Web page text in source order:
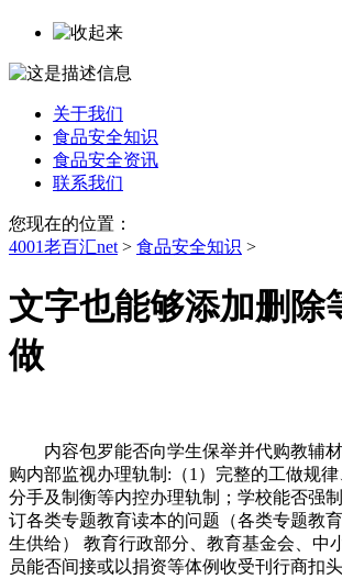
关于我们
食品安全知识
食品安全资讯
联系我们
您现在的位置：
4001老百汇net > 食品安全知识 >
文字也能够添加删除
做
内容包罗能否向学生保举并代购教辅材
购内部监视办理轨制:（1）完整的工做规
分手及制衡等内控办理轨制；学校能否强
订各类专题教育读本的问题（各类专题教
生供给） 教育行政部分、教育基金会、中
员能否间接或以捐资等体例收受刊行商扣